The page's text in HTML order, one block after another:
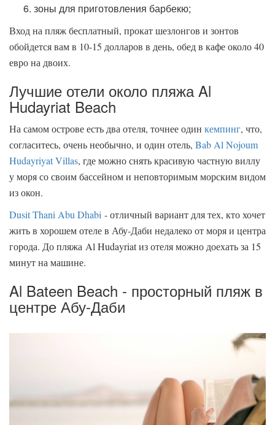
зоны для приготовления барбекю;
Вход на пляж бесплатный, прокат шезлонгов и зонтов
обойдется вам в 10-15 долларов в день, обед в кафе около 40
евро на двоих.
Лучшие отели около пляжа Al
Hudayriat Beach
На самом острове есть два отеля, точнее один кемпинг, что,
согласитесь, очень необычно, и один отель, Bab Al Nojoum
Hudayriyat Villas, где можно снять красивую частную виллу
у моря со своим бассейном и неповторимым морским видом
из окон.
Dusit Thani Abu Dhabi - отличный вариант для тех, кто хочет
жить в хорошем отеле в Абу-Даби недалеко от моря и центра
города. До пляжа Al Hudayriat из отеля можно доехать за 15
минут на машине.
Al Bateen Beach - просторный пляж в
центре Абу-Даби